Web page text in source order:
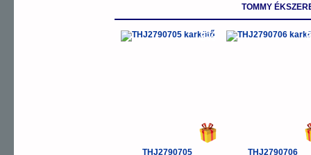
TOMMY
-5%
THJ2790705
-
THJ2790706